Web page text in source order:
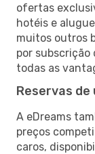
ofertas
hotéis e
muitos outros
por subscrição
todas as
Reservas de
A eDreams
preços
caros,